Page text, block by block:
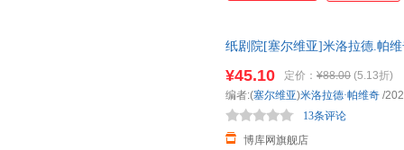
纸剧院[塞尔维亚]米洛拉德.帕
¥45.10 定价： ¥88.00 (5.13折)
博库网旗舰店
13条评论
编者:(塞尔维亚)米洛拉德·帕维奇 /